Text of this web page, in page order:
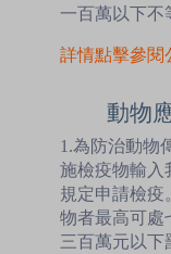
一百萬以下不
詳情點擊參閱
動物
1.為防治動物
施檢疫物輸入
規定申請檢疫
物者最高可處
三百萬元以下